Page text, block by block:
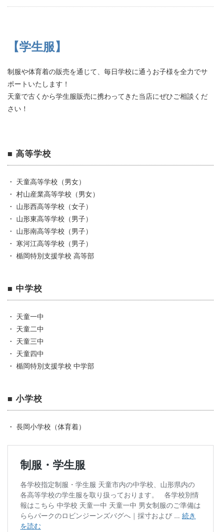
【学生服】
制服や体育着の販売を通じて、毎日学校に通うお子様を全力でサ
ポートいたします！
天童で古くから学生服販売に携わってきた当店にぜひご相談くだ
さい！
■ 高等学校
・ 天童高等学校（男女）
・ 村山産業高等学校（男女）
・ 山形西高等学校（女子）
・ 山形東高等学校（男子）
・ 山形南高等学校（男子）
・ 寒河江高等学校（男子）
・ 楯岡特別支援学校 高等部
■ 中学校
・ 天童一中
・ 天童二中
・ 天童三中
・ 天童四中
・ 楯岡特別支援学校 中学部
■ 小学校
・ 長岡小学校（体育着）